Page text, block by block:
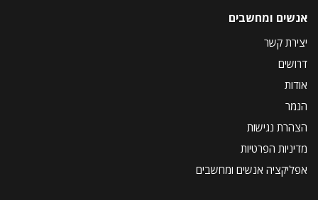
אנשים ומחשבים
יצירת קשר
דרושים
אודות
הנמר
הצהרת נגישות
מדיניות הפרטיות
אפליקציה אנשים ומחשבים